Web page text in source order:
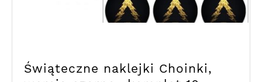
Świąteczne naklejki Choinki,